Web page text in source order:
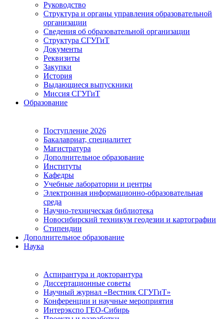
Руководство
Структура и органы управления образовательной
организации
Сведения об образовательной организации
Структура СГУГиТ
Документы
Реквизиты
Закупки
История
Выдающиеся выпускники
Миссия СГУГиТ
Образование
Поступление 2026
Бакалавриат, специалитет
Магистратура
Дополнительное образование
Институты
Кафедры
Учебные лаборатории и центры
Электронная информационно-образовательная
среда
Научно-техническая библиотека
Новосибирский техникум геодезии и картографии
Стипендии
Дополнительное образование
Наука
Аспирантура и докторантура
Диссертационные советы
Научный журнал «Вестник СГУГиТ»
Конференции и научные мероприятия
Интерэкспо ГЕО-Сибирь